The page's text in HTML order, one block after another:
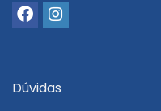
Dúvidas